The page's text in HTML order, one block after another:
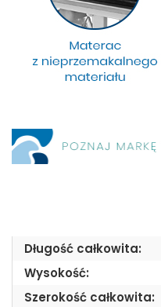
Długość całkowita:
Wysokość:
Szerokość całkowita: